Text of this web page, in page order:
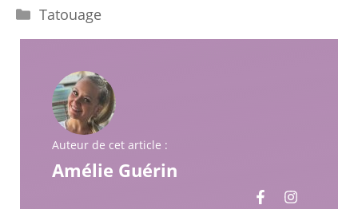
Catégories
Tatouage
Auteur de cet article :
Amélie Guérin